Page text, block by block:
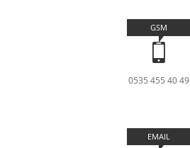
GSM
0535 455 40 49
EMAIL